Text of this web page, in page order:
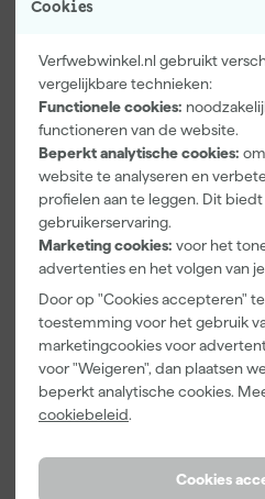
Cookies
Verfwebwinkel.nl gebruikt
vergelijkbare technieken:
Functionele cookies:
functioneren van de website.
Beperkt analytische cookies:
website te analyseren en
profielen aan te leggen. Dit
gebruikerservaring.
Marketing cookies: voor het
advertenties en het volgen van
Door op "Cookies accepteren"
toestemming voor het gebruik
marketingcookies voor
voor "Weigeren", dan plaatsen
beperkt analytische cookies.
cookiebeleid.
Cookies
Kip 336-30
Afdekpapier
Zonder Tape -
300mm x
50m
Morgen
bezorgd
6,00
incl. BTW
Kip Tape
95
110mm
Morgen
Afgelopen 30 dgn
2,00
incl. BTW